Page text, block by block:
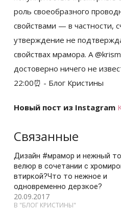
Новый пост из Instagram
Связанные
Дизайн #мрамор и нежный
велюр в сочетании с
втиркой?Что то нежное и
одновременно дерзкое?
20.09.2017
В "БЛОГ КРИСТИНЫ"